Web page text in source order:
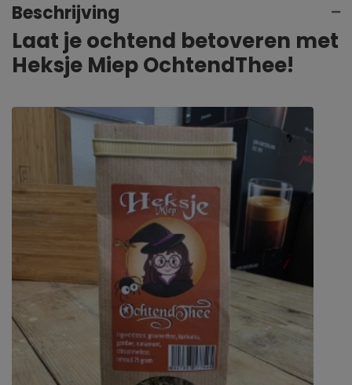
Beschrijving
Laat je ochtend betoveren met
Heksje Miep OchtendThee!